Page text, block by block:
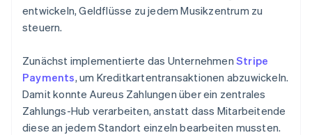
entwickeln, Geldflüsse zu jedem Musikzentrum zu
steuern.
Zunächst implementierte das Unternehmen Stripe
Payments, um Kreditkartentransaktionen abzuwickeln.
Damit konnte Aureus Zahlungen über ein zentrales
Zahlungs-Hub verarbeiten, anstatt dass Mitarbeitende
diese an jedem Standort einzeln bearbeiten mussten.